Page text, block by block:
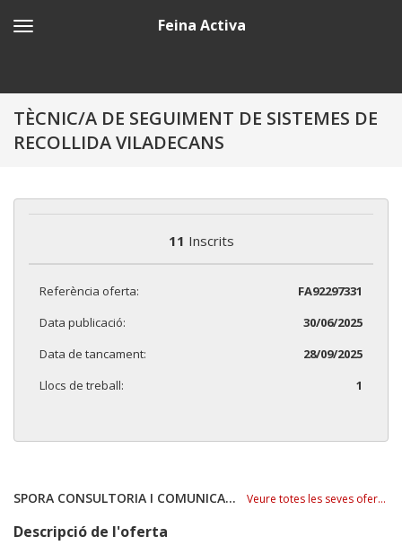
Feina Activa
TÈCNIC/A DE SEGUIMENT DE SISTEMES DE
RECOLLIDA VILADECANS
11 Inscrits
Referència oferta:
FA92297331
Data publicació:
30/06/2025
Data de tancament:
28/09/2025
Llocs de treball:
1
SPORA CONSULTORIA I COMUNICACIÓ Veure totes les seves ofertes
Descripció de l'oferta